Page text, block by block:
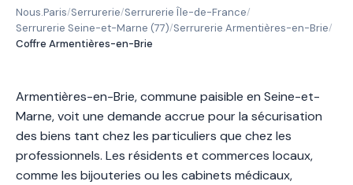
Nous.Paris/Serrurerie/Serrurerie Île-de-France/
Serrurerie Seine-et-Marne (77)/Serrurerie Armentières-en-Brie/
Coffre Armentières-en-Brie
Armentières-en-Brie, commune paisible en Seine-et-
Marne, voit une demande accrue pour la sécurisation
des biens tant chez les particuliers que chez les
professionnels. Les résidents et commerces locaux,
comme les bijouteries ou les cabinets médicaux,